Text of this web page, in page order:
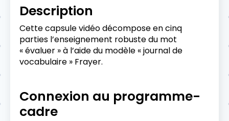
Description
Cette capsule vidéo décompose en cinq
parties l’enseignement robuste du mot
« évaluer » à l’aide du modèle « journal de
vocabulaire » Frayer.
Connexion au programme-
cadre